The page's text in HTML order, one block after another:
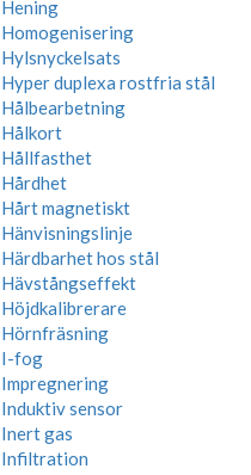
Hening
Homogenisering
Hylsnyckelsats
Hyper duplexa rostfria stål
Hålbearbetning
Hålkort
Hållfasthet
Hårdhet
Hårt magnetiskt
Hänvisningslinje
Härdbarhet hos stål
Hävstångseffekt
Höjdkalibrerare
Hörnfräsning
I-fog
Impregnering
Induktiv sensor
Inert gas
Infiltration